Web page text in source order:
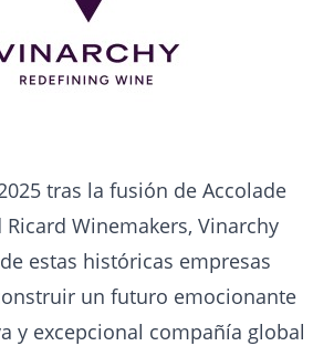
tras la fusión de Accolade
Winemakers, Vinarchy
estas históricas empresas
un futuro emocionante
y excepcional compañía global